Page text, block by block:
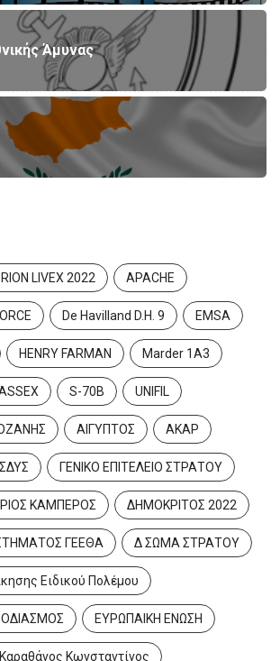
Άμυνας
LIVEX 2022 APACHE
De Havilland D.H. 9 EMSA
HENRY FARMAN Marder 1A3
S-70B UNIFIL
ΑΙΓΥΠΤΟΣ ΑΚΑΡ
ΓΕΝΙΚΟ ΕΠΙΤΕΛΕΙΟ ΣΤΡΑΤΟΥ
ΚΑΜΠΕΡΟΣ ΔΗΜΟΚΡΙΤΟΣ 2022
ΓΕΕΘΑ Δ ΣΩΜΑ ΣΤΡΑΤΟΥ
Ειδικού Πολέμου
ΕΥΡΩΠΑΙΚΗ ΕΝΩΣΗ
Κωνσταντίνος